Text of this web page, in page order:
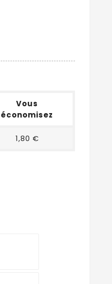
Vous
économisez
1,80 €